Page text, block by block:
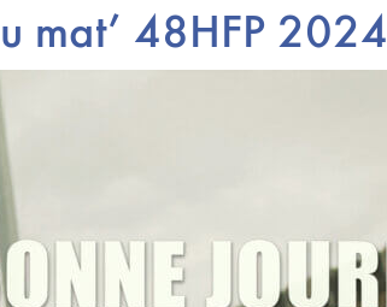
mat’ 48HFP 2024